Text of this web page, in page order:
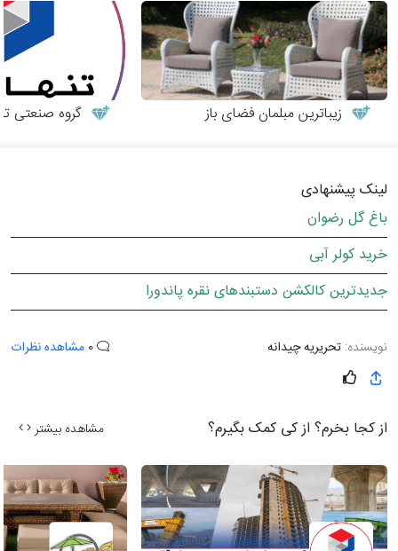
زیباترین مبلمان فضای باز گروه صنعتی
لینک پیشنهادی
باغ گل رضوان
خرید کولر آبی
جدیدترین کالکشن دستبندهای نقره پاندورا
نویسنده: تحریریه چیدانه مشاهده نظرات
از کجا بخرم؟ از کی کمک بگیرم؟ مشاهده بیشتر